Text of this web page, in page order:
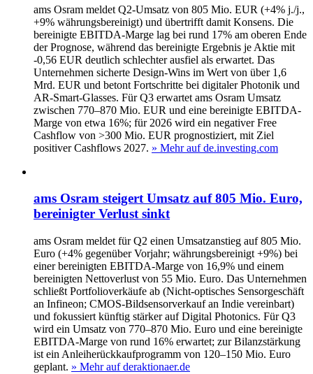
ams Osram meldet Q2-Umsatz von 805 Mio. EUR (+4% j./j.,
+9% währungsbereinigt) und übertrifft damit Konsens. Die
bereinigte EBITDA-Marge lag bei rund 17% am oberen Ende
der Prognose, während das bereinigte Ergebnis je Aktie mit
-0,56 EUR deutlich schlechter ausfiel als erwartet. Das
Unternehmen sicherte Design-Wins im Wert von über 1,6
Mrd. EUR und betont Fortschritte bei digitaler Photonik und
AR-Smart-Glasses. Für Q3 erwartet ams Osram Umsatz
zwischen 770–870 Mio. EUR und eine bereinigte EBITDA-
Marge von etwa 16%; für 2026 wird ein negativer Free
Cashflow von >300 Mio. EUR prognostiziert, mit Ziel
positiver Cashflows 2027. » Mehr auf de.investing.com
ams Osram steigert Umsatz auf 805 Mio. Euro,
bereinigter Verlust sinkt
ams Osram meldet für Q2 einen Umsatzanstieg auf 805 Mio.
Euro (+4% gegenüber Vorjahr; währungsbereinigt +9%) bei
einer bereinigten EBITDA-Marge von 16,9% und einem
bereinigten Nettoverlust von 55 Mio. Euro. Das Unternehmen
schließt Portfolioverkäufe ab (Nicht‑optisches Sensorgeschäft
an Infineon; CMOS-Bildsensorverkauf an Indie vereinbart)
und fokussiert künftig stärker auf Digital Photonics. Für Q3
wird ein Umsatz von 770–870 Mio. Euro und eine bereinigte
EBITDA-Marge von rund 16% erwartet; zur Bilanzstärkung
ist ein Anleiherückkaufprogramm von 120–150 Mio. Euro
geplant. » Mehr auf deraktionaer.de